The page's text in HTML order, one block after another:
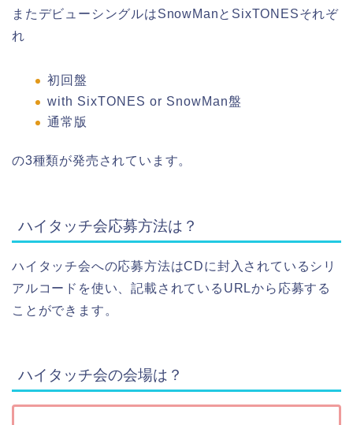
またデビューシングルはSnowManとSixTONESそれぞ
れ
初回盤
with SixTONES or SnowMan盤
通常版
の3種類が発売されています。
ハイタッチ会応募方法は？
ハイタッチ会への応募方法はCDに封入されているシリ
アルコードを使い、記載されているURLから応募する
ことができます。
ハイタッチ会の会場は？